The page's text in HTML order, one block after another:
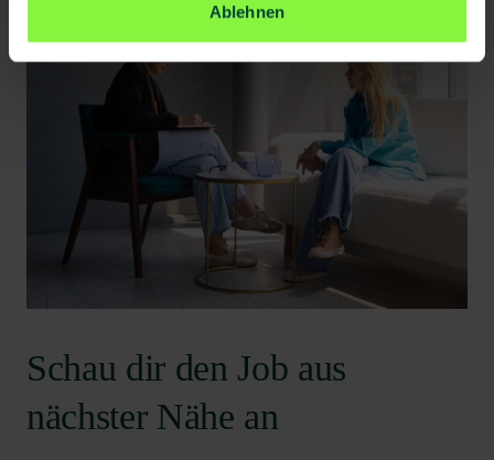
Ablehnen
Schau dir den Job aus
nächster Nähe an